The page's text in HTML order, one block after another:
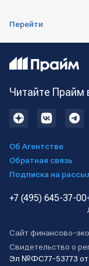
Перейти
Читайте Прайм
Об Агентстве
Обратная связь
Подписка на
+7 (495) 645-37-00
Сайт финансово-
Свидетельство о
Эл №ФС77-53773 от